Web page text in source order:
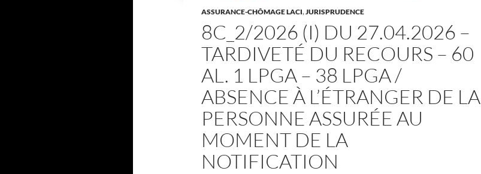
ASSURANCE-CHÔMAGE LACI,JURISPRUDENCE
8C_2/2026 (I) DU 27.04.2026 –
TARDIVETÉ DU RECOURS – 60
AL. 1 LPGA – 38 LPGA /
ABSENCE À L’ÉTRANGER DE LA
PERSONNE ASSURÉE AU
MOMENT DE LA
NOTIFICATION